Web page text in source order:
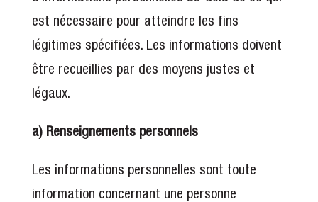
est nécessaire pour atteindre les fins
légitimes spécifiées. Les informations doivent
être recueillies par des moyens justes et
légaux.
a) Renseignements personnels
Les informations personnelles sont toute
information concernant une personne